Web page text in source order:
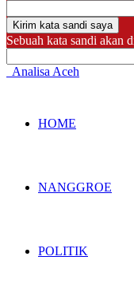
Sebuah kata sandi akan
Analisa Aceh
HOME
NANGGROE
POLITIK